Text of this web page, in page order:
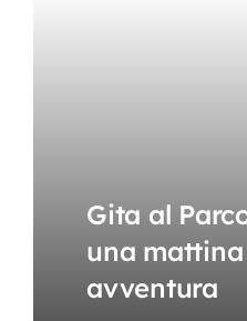
Gita al
una
avventura